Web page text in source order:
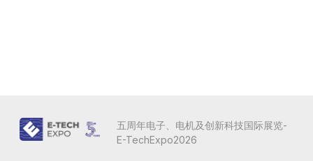
五周年电子、电机及创新科技国际展览-
E-TechExpo2026